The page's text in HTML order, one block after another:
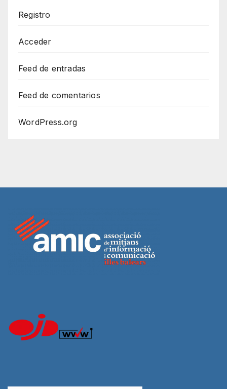
Registro
Acceder
Feed de entradas
Feed de comentarios
WordPress.org